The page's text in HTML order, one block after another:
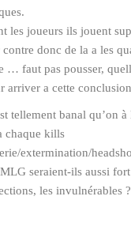
les joueurs ils jouent
contre donc de la a les
… faut pas pousser,
arriver a cette
tellement banal qu’on
chaque kills
extermination/
seraient-ils aussi
les invulnérables ?